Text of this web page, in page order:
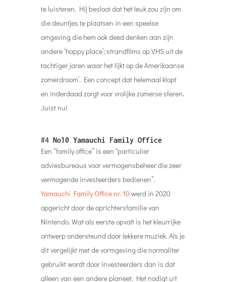
te luisteren. Hij besloot dat het leuk zou zijn om
die deuntjes te plaatsen in een speelse
omgeving die hem ook deed denken aan zijn
andere ‘happy place’; strandfilms op VHS uit de
tachtiger jaren waar het lijkt op de Amerikaanse
zomerdroom’. Een concept dat helemaal klopt
en inderdaad zorgt voor vrolijke zomerse sferen.
Juist nu!
#4 No10 Yamauchi Family Office
Een “family office” is een “particulier
adviesbureaus voor vermogensbeheer die zeer
vermogende investeerders bedienen”.
Yamauchi Family Office nr. 10werd in 2020
opgericht door de oprichtersfamilie van
Nintendo. Wat als eerste opvalt is het kleurrijke
ontwerp ondersteund door lekkere muziek. Als je
dit vergelijkt met de vormgeving die normaliter
gebruikt wordt door investeerders dan is dat
alleen van een andere planeet. Het nodigt uit